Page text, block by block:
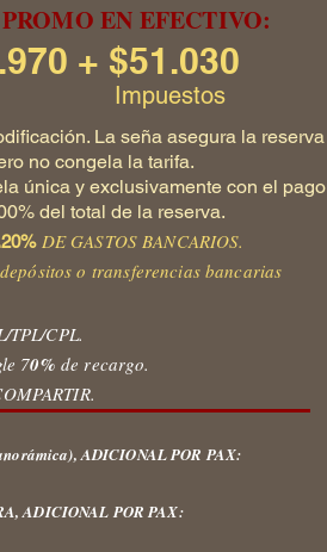
La seña asegura la reserva
no congela la tarifa.
única y exclusivamente con el pago
del total de la reserva.
TPL/CPL.
70% de recargo.
ADICIONAL POR PAX:
ADICIONAL POR PAX:
EN EFECTIVO:
+ $51.030
Impuestos
DE GASTOS BANCARIOS.
o transferencias bancarias